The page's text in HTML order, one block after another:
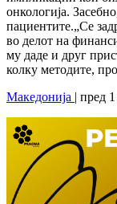
онкологија.
пациентите.„Се
во делот на
му даде и друг
колку методите,
Македонија | пред